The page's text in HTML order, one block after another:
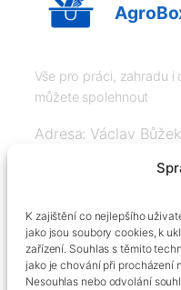
K zajištění co nejlepšího
jako jsou soubory cookies, k
zařízení. Souhlas s těmito
jako je chování při procházení
Nesouhlas nebo odvolání
Vše pro práci, zahradu i
můžete spolehnout
Adresa: Václav
+420606334248,